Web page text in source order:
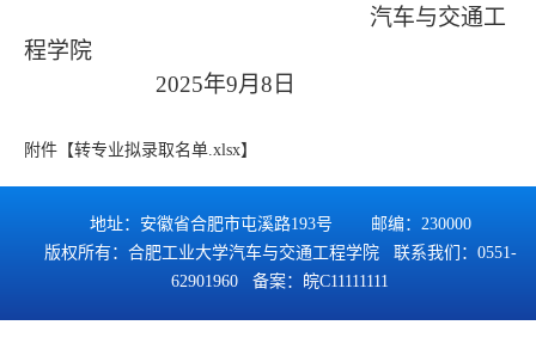
汽车与交通工
程学院
2025年9月 8 日
附件【转专业拟录取名单.xlsx】
地址：安徽省合肥市屯溪路193号 邮编：230000
版权所有：合肥工业大学汽车与交通工程学院 联系我们：0551-
62901960 备案：
皖C11111111